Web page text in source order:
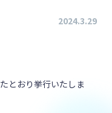
2024.3.29
とおり挙行いたしま